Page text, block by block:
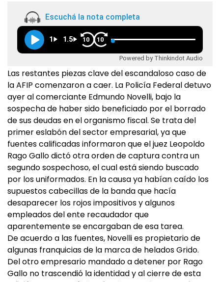
Escuchá la nota completa
1 1.5 10 10
Powered by Thinkindot Audio
Las restantes piezas clave del escandaloso caso de
la AFIP comenzaron a caer. La Policía Federal detuvo
ayer al comerciante Edmundo Novelli, bajo la
sospecha de haber sido beneficiado por el borrado
de sus deudas en el organismo fiscal. Se trata del
primer eslabón del sector empresarial, ya que
fuentes calificadas informaron que el juez Leopoldo
Rago Gallo dictó otra orden de captura contra un
segundo sospechoso, el cual está siendo buscado
por los uniformados. En la causa ya habían caído los
supuestos cabecillas de la banda que hacía
desaparecer los rojos impositivos y algunos
empleados del ente recaudador que
aparentemente se encargaban de esa tarea.
De acuerdo a las fuentes, Novelli es propietario de
algunas franquicias de la marca de helados Grido.
Del otro empresario mandado a detener por Rago
Gallo no trascendió la identidad y al cierre de esta